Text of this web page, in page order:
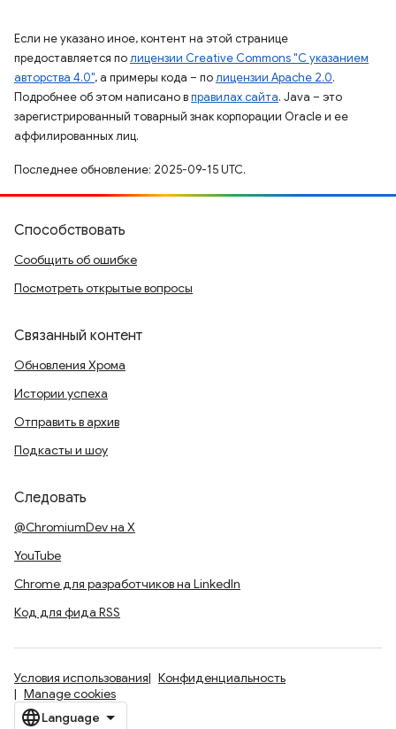
Если не указано иное, контент на этой странице
предоставляется полицензии Creative Commons "С указанием
авторства 4.0", а примеры кода – полицензии Apache 2.0.
Подробнее об этом написано вправилах сайта. Java – это
зарегистрированный товарный знак корпорации Oracle и ее
аффилированных лиц.
Последнее обновление: 2025-09-15 UTC.
Способствовать
Сообщить об ошибке
Посмотреть открытые вопросы
Связанный контент
Обновления Хрома
Истории успеха
Отправить в архив
Подкасты и шоу
Следовать
@ChromiumDev на X
YouTube
Chrome для разработчиков на LinkedIn
Код для фида RSS
Условия использования
Конфиденциальность
Manage cookies